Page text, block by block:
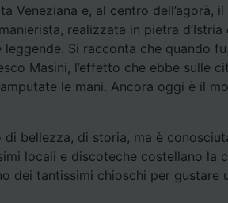
Veneziana e, al centro dell’agorà,
realizzata in pietra
leggende. Si racconta che quando
Masini, l’effetto che ebbe sulle
le mani. Ancora oggi è il
di bellezza, di storia, ma è
locali e discoteche costellano la
dei tantissimi chioschi per gustare